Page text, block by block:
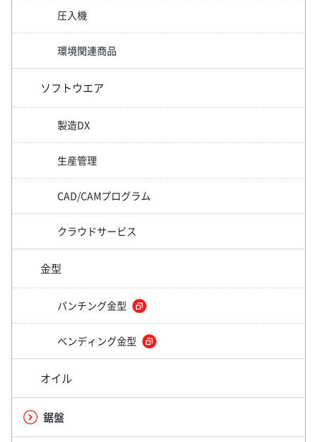
圧入機
環境関連商品
ソフトウエア
製造DX
生産管理
CAD/CAMプログラム
クラウドサービス
金型
パンチング金型
ベンディング金型
オイル
鋸盤